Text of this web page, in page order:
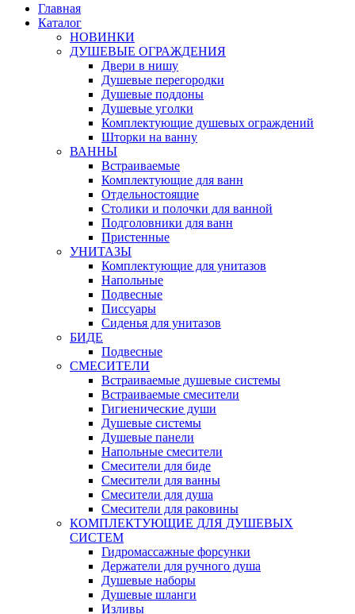
Главная
Каталог
НОВИНКИ
ДУШЕВЫЕ ОГРАЖДЕНИЯ
Двери в нишу
Душевые перегородки
Душевые поддоны
Душевые уголки
Комплектующие душевых ограждений
Шторки на ванну
ВАННЫ
Встраиваемые
Комплектующие для ванн
Отдельностоящие
Столики и полочки для ванной
Подголовники для ванн
Пристенные
УНИТАЗЫ
Комплектующие для унитазов
Напольные
Подвесные
Писсуары
Сиденья для унитазов
БИДЕ
Подвесные
СМЕСИТЕЛИ
Встраиваемые душевые системы
Встраиваемые смесители
Гигиенические души
Душевые системы
Душевые панели
Напольные смесители
Смесители для биде
Смесители для ванны
Смесители для душа
Смесители для раковины
КОМПЛЕКТУЮЩИЕ ДЛЯ ДУШЕВЫХ
СИСТЕМ
Гидромассажные форсунки
Держатели для ручного душа
Душевые наборы
Душевые шланги
Изливы